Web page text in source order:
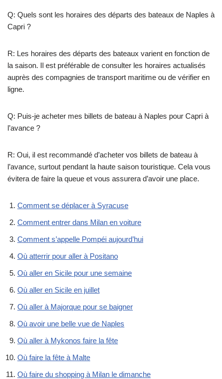
Q: Quels sont les horaires des départs des bateaux de Naples à
Capri ?
R: Les horaires des départs des bateaux varient en fonction de
la saison. Il est préférable de consulter les horaires actualisés
auprès des compagnies de transport maritime ou de vérifier en
ligne.
Q: Puis-je acheter mes billets de bateau à Naples pour Capri à
l’avance ?
R: Oui, il est recommandé d’acheter vos billets de bateau à
l’avance, surtout pendant la haute saison touristique. Cela vous
évitera de faire la queue et vous assurera d’avoir une place.
Comment se déplacer à Syracuse
Comment entrer dans Milan en voiture
Comment s’appelle Pompéi aujourd’hui
Où atterrir pour aller à Positano
Où aller en Sicile pour une semaine
Où aller en Sicile en juillet
Où aller à Majorque pour se baigner
Où avoir une belle vue de Naples
Où aller à Mykonos faire la fête
Où faire la fête à Malte
Où faire du shopping à Milan le dimanche